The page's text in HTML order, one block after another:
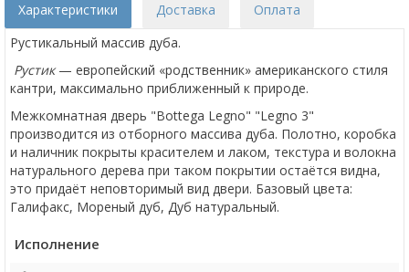
Характеристики Доставка
Оплата
Рустикальный массив дуба.
Рустик— европейский «родственник» американского стиля
кантри, максимально приближенный к природе.
Межкомнатная дверь "Bottega Legno" "Legno 3"
производится из отборного массива дуба. Полотно, коробка
и наличник покрыты красителем и лаком, текстура и волокна
натурального дерева при таком покрытии остаётся видна,
это придаёт неповторимый вид двери. Базовый цвета:
Галифакс, Мореный дуб, Дуб натуральный.
Исполнение